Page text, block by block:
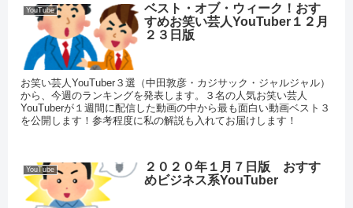
YouTube
ベスト・オブ・ウィーク！おす
すめお笑い芸人YouTuber１２月
２３日版
お笑い芸人YouTuber３選（中田敦彦・カジサック・ジャルジャル）
から、今週のランキングを発表します。３名の人気お笑い芸人
YouTuberが１週間に配信した動画の中から最も面白い動画ベスト３
を公開します！参考程度に私の解説も入れてお届けします！
YouTube
２０２０年１月７日版 おすす
めビジネス系YouTuber